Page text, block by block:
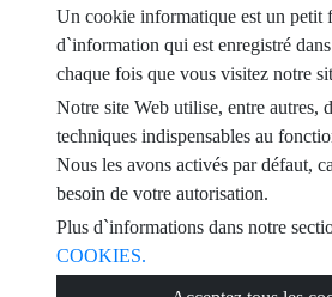
email
Je l'ai lu et accepté les conditions
message
Un cookie informatique est un petit
d`information qui est enregistré
chaque fois que vous visitez notre
Notre site Web utilise, entre autres,
techniques indispensables au
Nous les avons activés par défaut,
besoin de votre autorisation.
Plus d`informations dans notre
COOKIES.